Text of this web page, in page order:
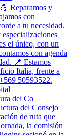
del Co